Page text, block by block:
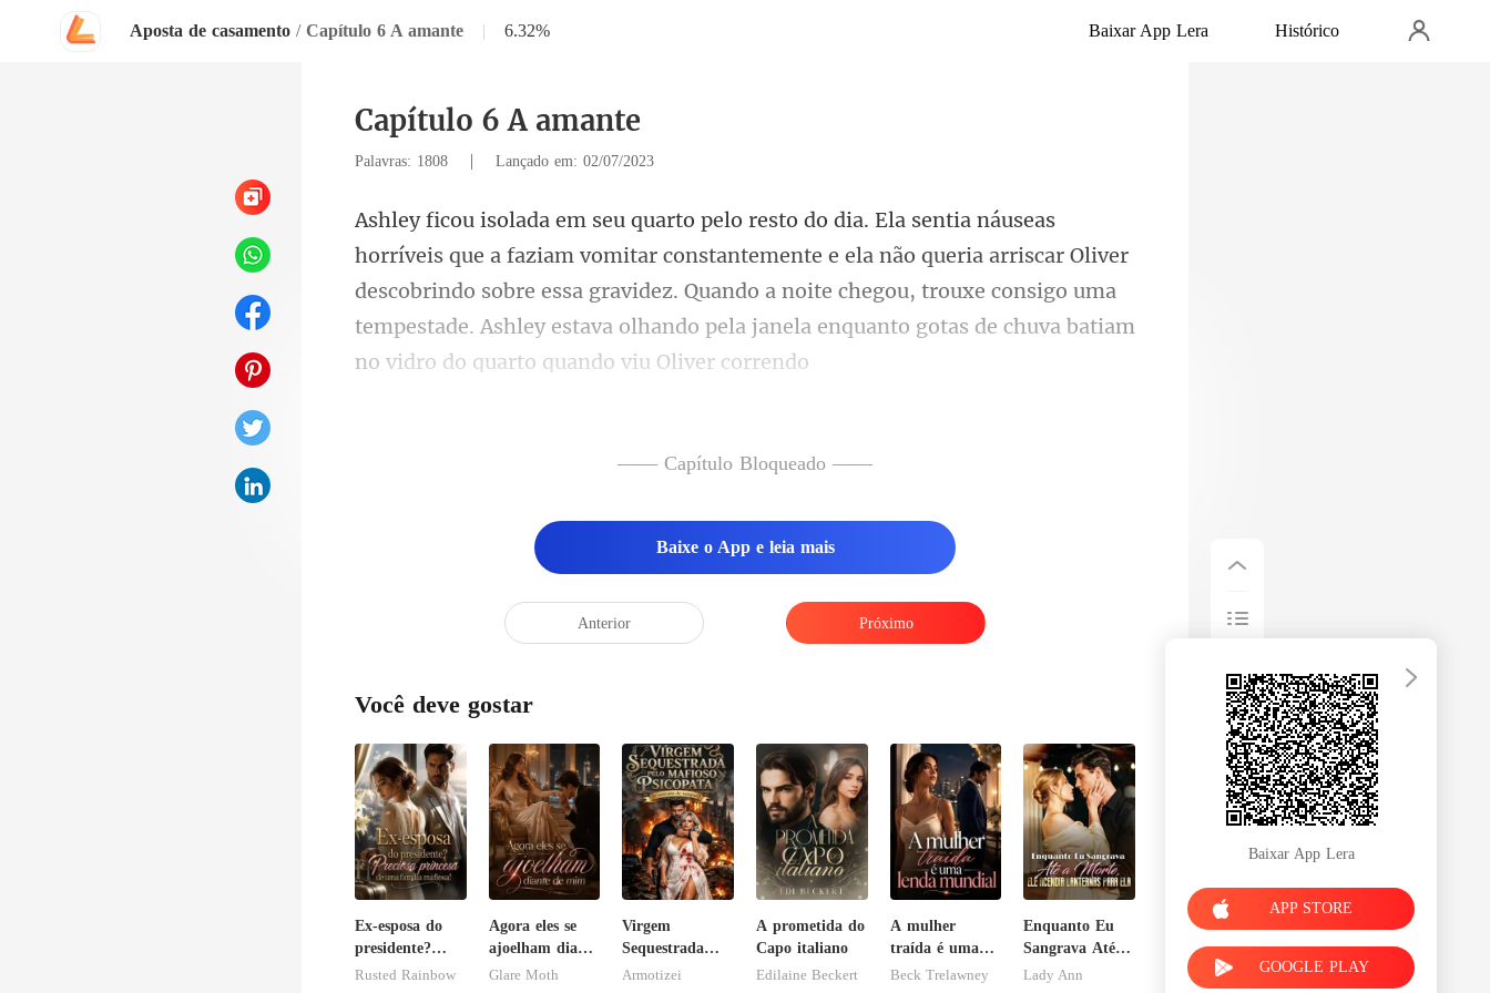
Aposta de casamento / Capítulo 6 A amante | 6.32% Baixar App Lera Histórico
Capítulo 6 A amante
Palavras: 1808 | Lançado em: 02/07/2023
te e ela não queria arriscar Oliver
descobrindo sobre essa gravidez. Quando a noite chegou, trouxe consigo uma
tempe
—— Capítulo Bloqueado ——
Baixe o App e leia mais
Anterior Próximo
Você deve gostar
Ex-esposa do
presidente?
Preciosa
Rusted Rainbow
Agora eles se
ajoelham diante
de mim
Glare Moth
Virgem
Sequestrada
pelo Mafioso
Armotizei
A prometida do
Capo italiano
Edilaine Beckert
A mulher
traída é uma
lenda mundial
Beck Trelawney
Enquanto Eu
Sangrava Até a
Morte, Ele
Lady Ann
Baixar App Lera
APP STORE
GOOGLE PLAY